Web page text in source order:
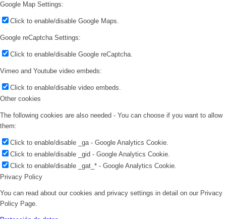
Google Map Settings:
Click to enable/disable Google Maps.
Google reCaptcha Settings:
Click to enable/disable Google reCaptcha.
Vimeo and Youtube video embeds:
Click to enable/disable video embeds.
Other cookies
The following cookies are also needed - You can choose if you want to allow
them:
Click to enable/disable _ga - Google Analytics Cookie.
Click to enable/disable _gid - Google Analytics Cookie.
Click to enable/disable _gat_* - Google Analytics Cookie.
Privacy Policy
You can read about our cookies and privacy settings in detail on our Privacy
Policy Page.